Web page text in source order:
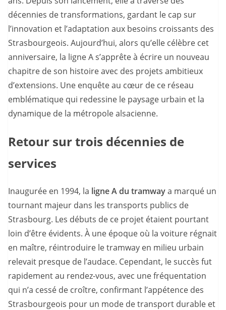
décennies de transformations, gardant le cap sur
l’innovation et l’adaptation aux besoins croissants des
Strasbourgeois. Aujourd’hui, alors qu’elle célèbre cet
anniversaire, la ligne A s’apprête à écrire un nouveau
chapitre de son histoire avec des projets ambitieux
d’extensions. Une enquête au cœur de ce réseau
emblématique qui redessine le paysage urbain et la
dynamique de la métropole alsacienne.
Retour sur trois décennies de
services
Inaugurée en 1994, la ligne A du tramwaya marqué un
tournant majeur dans les transports publics de
Strasbourg. Les débuts de ce projet étaient pourtant
loin d’être évidents. À une époque où la voiture régnait
en maître, réintroduire le tramway en milieu urbain
relevait presque de l’audace. Cependant, le succès fut
rapidement au rendez-vous, avec une fréquentation
qui n’a cessé de croître, confirmant l’appétence des
Strasbourgeois pour un mode de transport durable et